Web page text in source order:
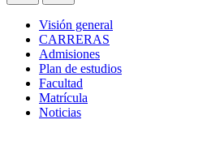
Visión general
CARRERAS
Admisiones
Plan de estudios
Facultad
Matrícula
Noticias